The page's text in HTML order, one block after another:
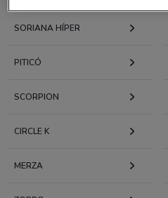
SORIANA HÍPER
PITICÓ
SCORPION
CIRCLE K
MERZA